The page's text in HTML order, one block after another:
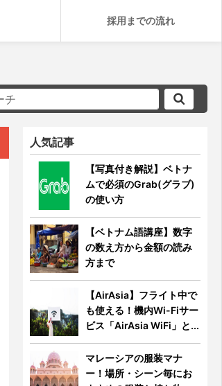
採用までの流れ
人気記事
【写真付き解説】ベトナ
ムで必須のGrab(グラブ)
の使い方
【ベトナム語講座】数字
の数え方から金額の読み
方まで
【AirAsia】フライト中で
も使える！機内Wi-Fiサー
ビス「AirAsia WiFi」と...
マレーシアの服装マナ
ー！場所・シーン毎にお